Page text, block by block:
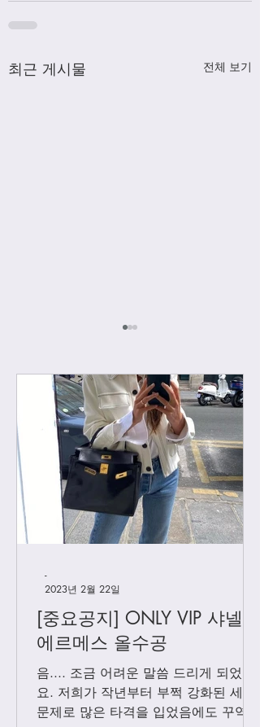
최근 게시물 전체 보기
[우버급 샤넬] 맥시 플랩
백
[중요공지] ONLY VIP 샤넬 +
에르메스 올수공
음.... 조금 어려운 말씀 드리게 되었어
요. 저희가 작년부터 부쩍 강화된 세관
문제로 많은 타격을 입었음에도 꾸역꾸
-
2023년 2월 22일